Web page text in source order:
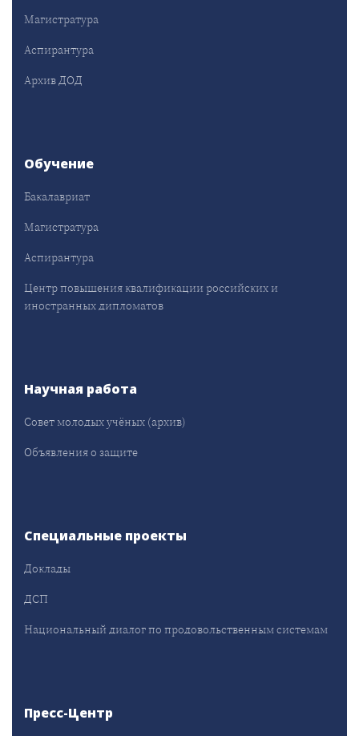
Магистратура
Аспирантура
Архив ДОД
Обучение
Бакалавриат
Магистратура
Аспирантура
Центр повышения квалификации российских и
иностранных дипломатов
Научная работа
Совет молодых учёных (архив)
Объявления о защите
Специальные проекты
Доклады
ДСП
Национальный диалог по продовольственным системам
Пресс-Центр